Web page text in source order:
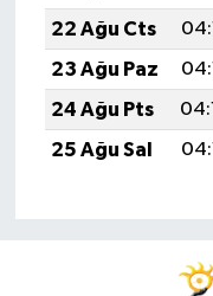
22 Ağu Cts
23 Ağu Paz
24 Ağu Pts
25 Ağu Sal